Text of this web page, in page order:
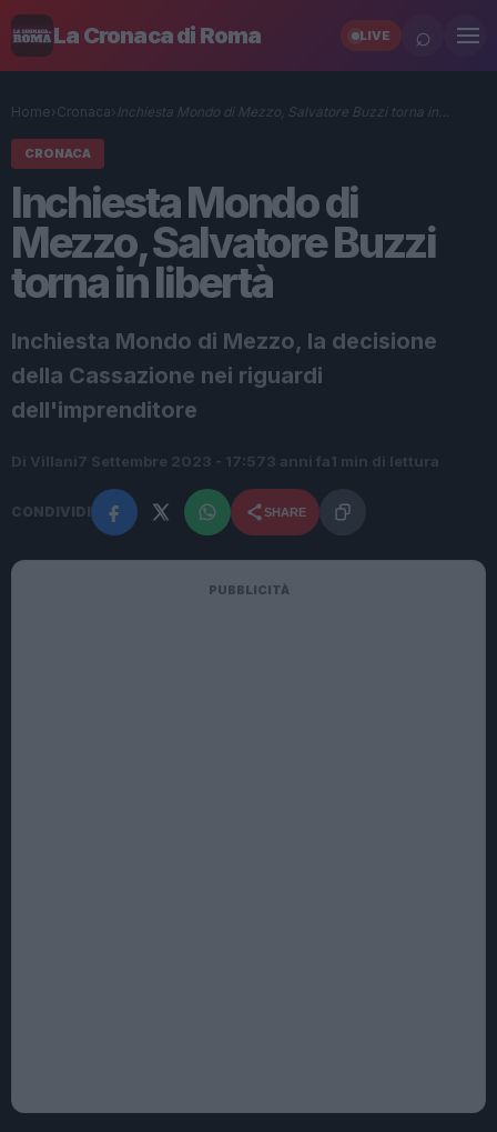
La Cronaca di Roma LIVE ⌕
Home› Cronaca› Inchiesta Mondo di Mezzo, Salvatore Buzzi torna in…
CRONACA
Inchiesta Mondo di
Mezzo, Salvatore Buzzi
torna in libertà
Inchiesta Mondo di Mezzo, la decisione
della Cassazione nei riguardi
dell'imprenditore
Di Villani7 Settembre 2023 - 17:573 anni fa 1 min di lettura
CONDIVIDI SHARE
PUBBLICITÀ